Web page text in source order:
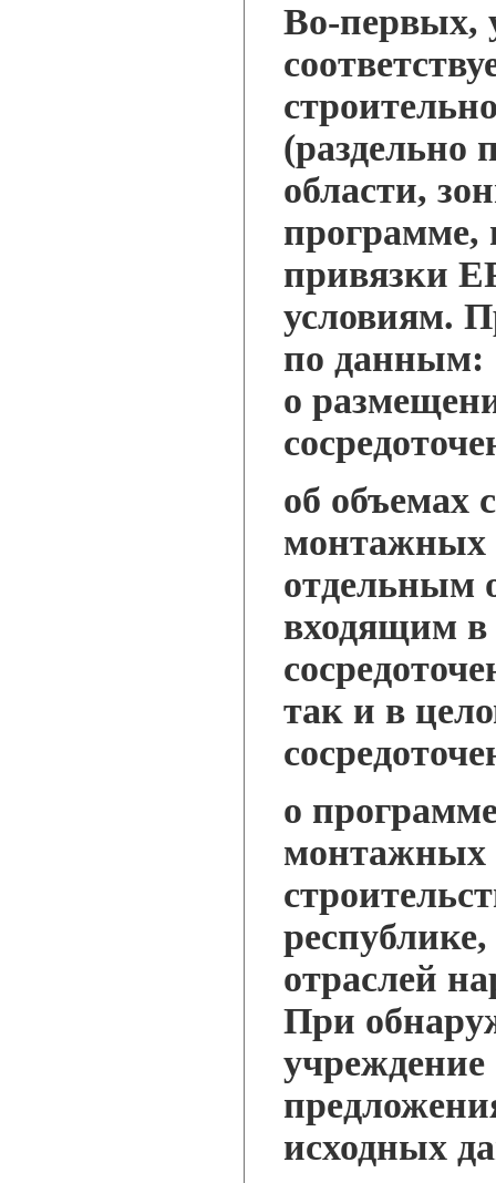
Во-первых,
(раздельно
области,
программе,
привязки
условиям.
по данным:
о
об объемах
монтажных
отдельным
входящим в
так и в
о
монтажных
отраслей
При
учреждение
исходных